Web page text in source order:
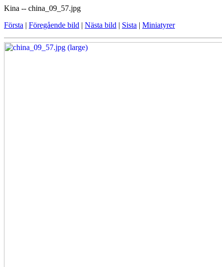
Kina -- china_09_57.jpg
Första | Föregående bild | Nästa bild | Sista | Miniatyrer